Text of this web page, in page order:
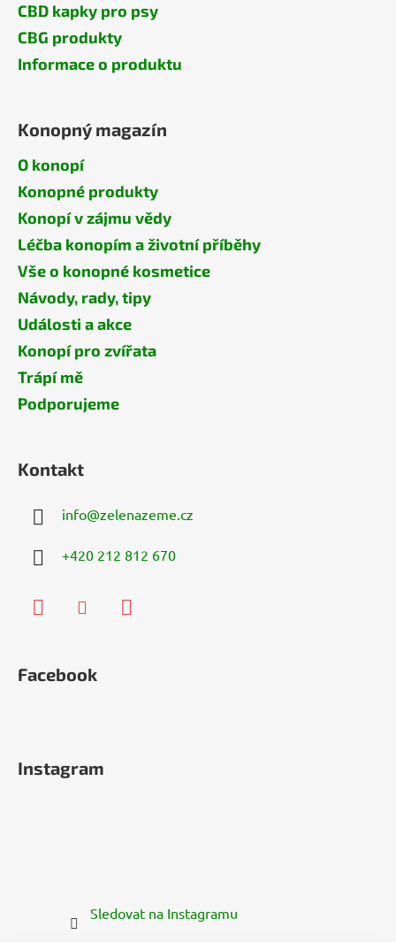
CBD kapky pro psy
CBG produkty
Informace o produktu
Konopný magazín
O konopí
Konopné produkty
Konopí v zájmu vědy
Léčba konopím a životní příběhy
Vše o konopné kosmetice
Návody, rady, tipy
Události a akce
Konopí pro zvířata
Trápí mě
Podporujeme
Kontakt
info@zelenazeme.cz
+420 212 812 670
Facebook
Instagram
Sledovat na Instagramu